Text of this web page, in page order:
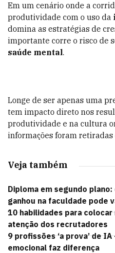
Em um cenário onde a
produtividade com o uso da
domina as estratégias de
importante corre o risco de
saúde mental.
Longe de ser apenas uma
tem impacto direto nos
produtividade e na cultura
informações foram retiradas
Veja também
Diploma em segundo
ganhou na faculdade pode
10 habilidades para
atenção dos recrutadores
9 profissões ‘a prova’ de
emocional faz diferença